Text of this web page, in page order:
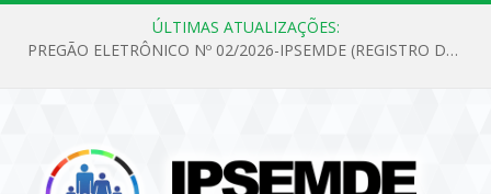
ÚLTIMAS ATUALIZAÇÕES:
PREGÃO ELETRÔNICO Nº 02/2026-IPSEMDE (REGISTRO DE PREÇOS PARA FUTURA E EVENTUAL AQUISIÇÃO DE MATERIAL DE LIMPEZA E GÊNEROS ALIMENTÍCIOS PARA ATENDER AS NECESSIDADES DO INSTITUTO DE PREVIDÊNCIA SOCIAL DOS SERVIDORES MUNICIPAIS DE DOM ELISEU.)